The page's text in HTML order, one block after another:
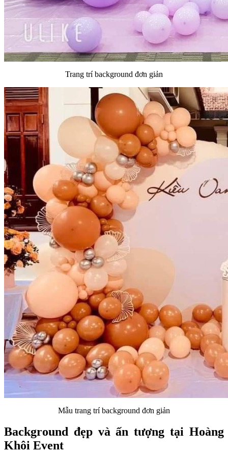
Trang trí background đơn giản
Mẫu trang trí background đơn giản
Background đẹp và ấn tượng tại Hoàng
Khôi Event